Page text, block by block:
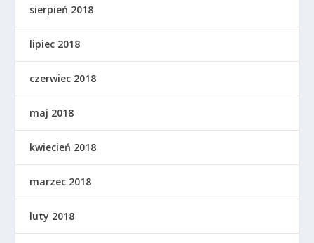
sierpień 2018
lipiec 2018
czerwiec 2018
maj 2018
kwiecień 2018
marzec 2018
luty 2018